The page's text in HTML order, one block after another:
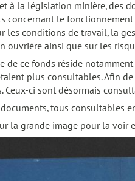
à la législation minière, des
concernant le fonctionnement
les conditions de travail, la
ouvrière ainsi que sur les
de ce fonds réside
plus consultables. Afin
Ceux-ci sont désormais
documents, tous consultables
la grande image pour la voir